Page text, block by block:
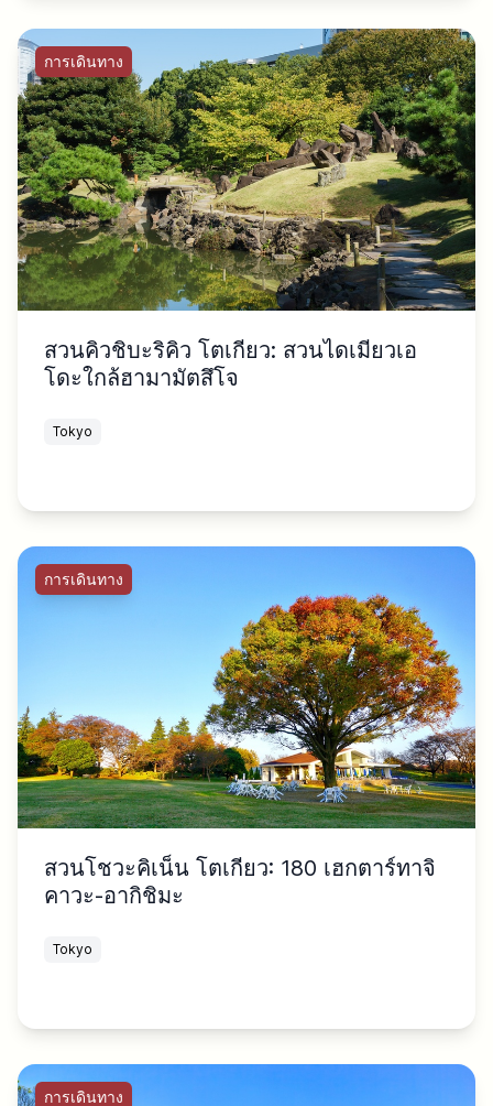
การเดินทาง
สวนคิวชิบะริคิว โตเกียว: สวนไดเมียวเอ
โดะใกล้ฮามามัตสึโจ
Tokyo
การเดินทาง
สวนโชวะคิเน็น โตเกียว: 180 เฮกตาร์ทาจิ
คาวะ-อากิชิมะ
Tokyo
การเดินทาง